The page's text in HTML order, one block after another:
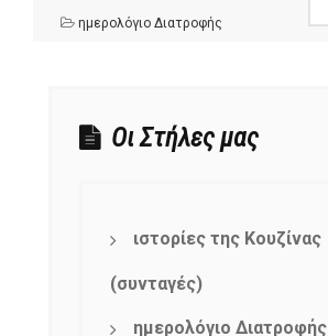
ημερολόγιο Διατροφής
Οι Στήλες μας
ιστορίες της Κουζίνας
(συνταγές)
ημερολόγιο Διατροφής